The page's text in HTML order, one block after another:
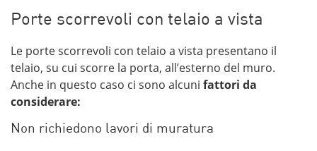
Porte scorrevoli con telaio a vista
Le porte scorrevoli con telaio a vista presentano il
telaio, su cui scorre la porta, all’esterno del muro.
Anche in questo caso ci sono alcuni fattori da
considerare:
Non richiedono lavori di muratura